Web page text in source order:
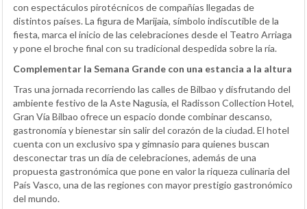
con espectáculos pirotécnicos de compañías llegadas de
distintos países. La figura de Marijaia, símbolo indiscutible de la
fiesta, marca el inicio de las celebraciones desde el Teatro Arriaga
y pone el broche final con su tradicional despedida sobre la ría.
Complementar la Semana Grande con una estancia a la altura
Tras una jornada recorriendo las calles de Bilbao y disfrutando del
ambiente festivo de la Aste Nagusia, el Radisson Collection Hotel,
Gran Vía Bilbao ofrece un espacio donde combinar descanso,
gastronomía y bienestar sin salir del corazón de la ciudad. El hotel
cuenta con un exclusivo spa y gimnasio para quienes buscan
desconectar tras un día de celebraciones, además de una
propuesta gastronómica que pone en valor la riqueza culinaria del
País Vasco, una de las regiones con mayor prestigio gastronómico
del mundo.